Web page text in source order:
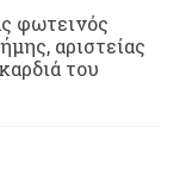
φωτεινός
αριστείας
του